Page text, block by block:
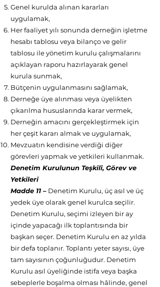
Genel kurulda alınan kararları
uygulamak,
Her faaliyet yılı sonunda derneğin işletme
hesabı tablosu veya bilanço ve gelir
tablosu ile yönetim kurulu çalışmalarını
açıklayan raporu hazırlayarak genel
kurula sunmak,
Bütçenin uygulanmasını sağlamak,
Derneğe üye alınması veya üyelikten
çıkarılma hususlarında karar vermek,
Derneğin amacını gerçekleştirmek için
her çeşit kararı almak ve uygulamak,
Mevzuatın kendisine verdiği diğer
görevleri yapmak ve yetkileri kullanmak.
Denetim Kurulunun Teşkilî, Görev ve
Yetkileri
Madde 11 – Denetim Kurulu, üç asıl ve üç
yedek üye olarak genel kurulca seçilir.
Denetim Kurulu, seçimi izleyen bir ay
içinde yapacağı ilk toplantısında bir
başkan seçer. Denetim Kurulu en az yılda
bir defa toplanır. Toplantı yeter sayısı, üye
tam sayısının çoğunluğudur. Denetim
Kurulu asıl üyeliğinde istifa veya başka
sebeplerle boşalma olması hâlinde, genel